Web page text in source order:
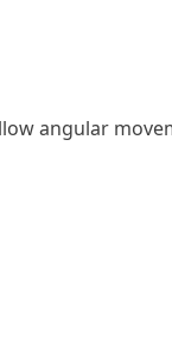
angular